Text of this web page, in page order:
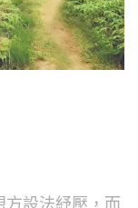
方設法紓壓，而